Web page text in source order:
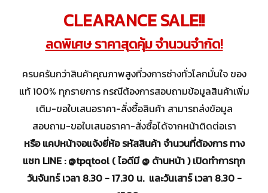
CLEARANCE SALE!!
ลดพิเศษ ราคาสุดคุ้ม จำนวนจำกัด!
ครบครันกว่าสินค้าคุณภาพสูงที่วงการช่างทั่วโลกมั่นใจ ของ
แท้ 100% ทุกรายการ กรณีต้องการสอบถามข้อมูลสินค้าเพิ่ม
เติม-ขอใบเสนอราคา-สั่งซื้อสินค้า สามารถส่งข้อมูล
สอบถาม-ขอใบเสนอราคา-สั่งซื้อได้จากหน้าติดต่อเรา
หรือ แคปหน้าจอแจ้งยี่ห้อ รหัสสินค้า จำนวนที่ต้องการ ทาง
แชท LINE : @tpqtool ( ไอดีมี @ ด้านหน้า ) เปิดทำการทุก
วันจันทร์ เวลา 8.30 - 17.30 น. และวันเสาร์ เวลา 8.30 -